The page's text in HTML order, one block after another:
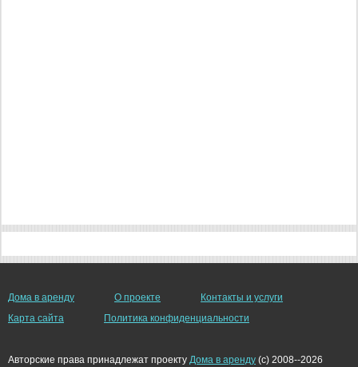
Дома в аренду О проекте
Контакты и услуги
Карта сайта
Политика конфиденциальности
Авторские права принадлежат проекту Дома в аренду (c) 2008--2026